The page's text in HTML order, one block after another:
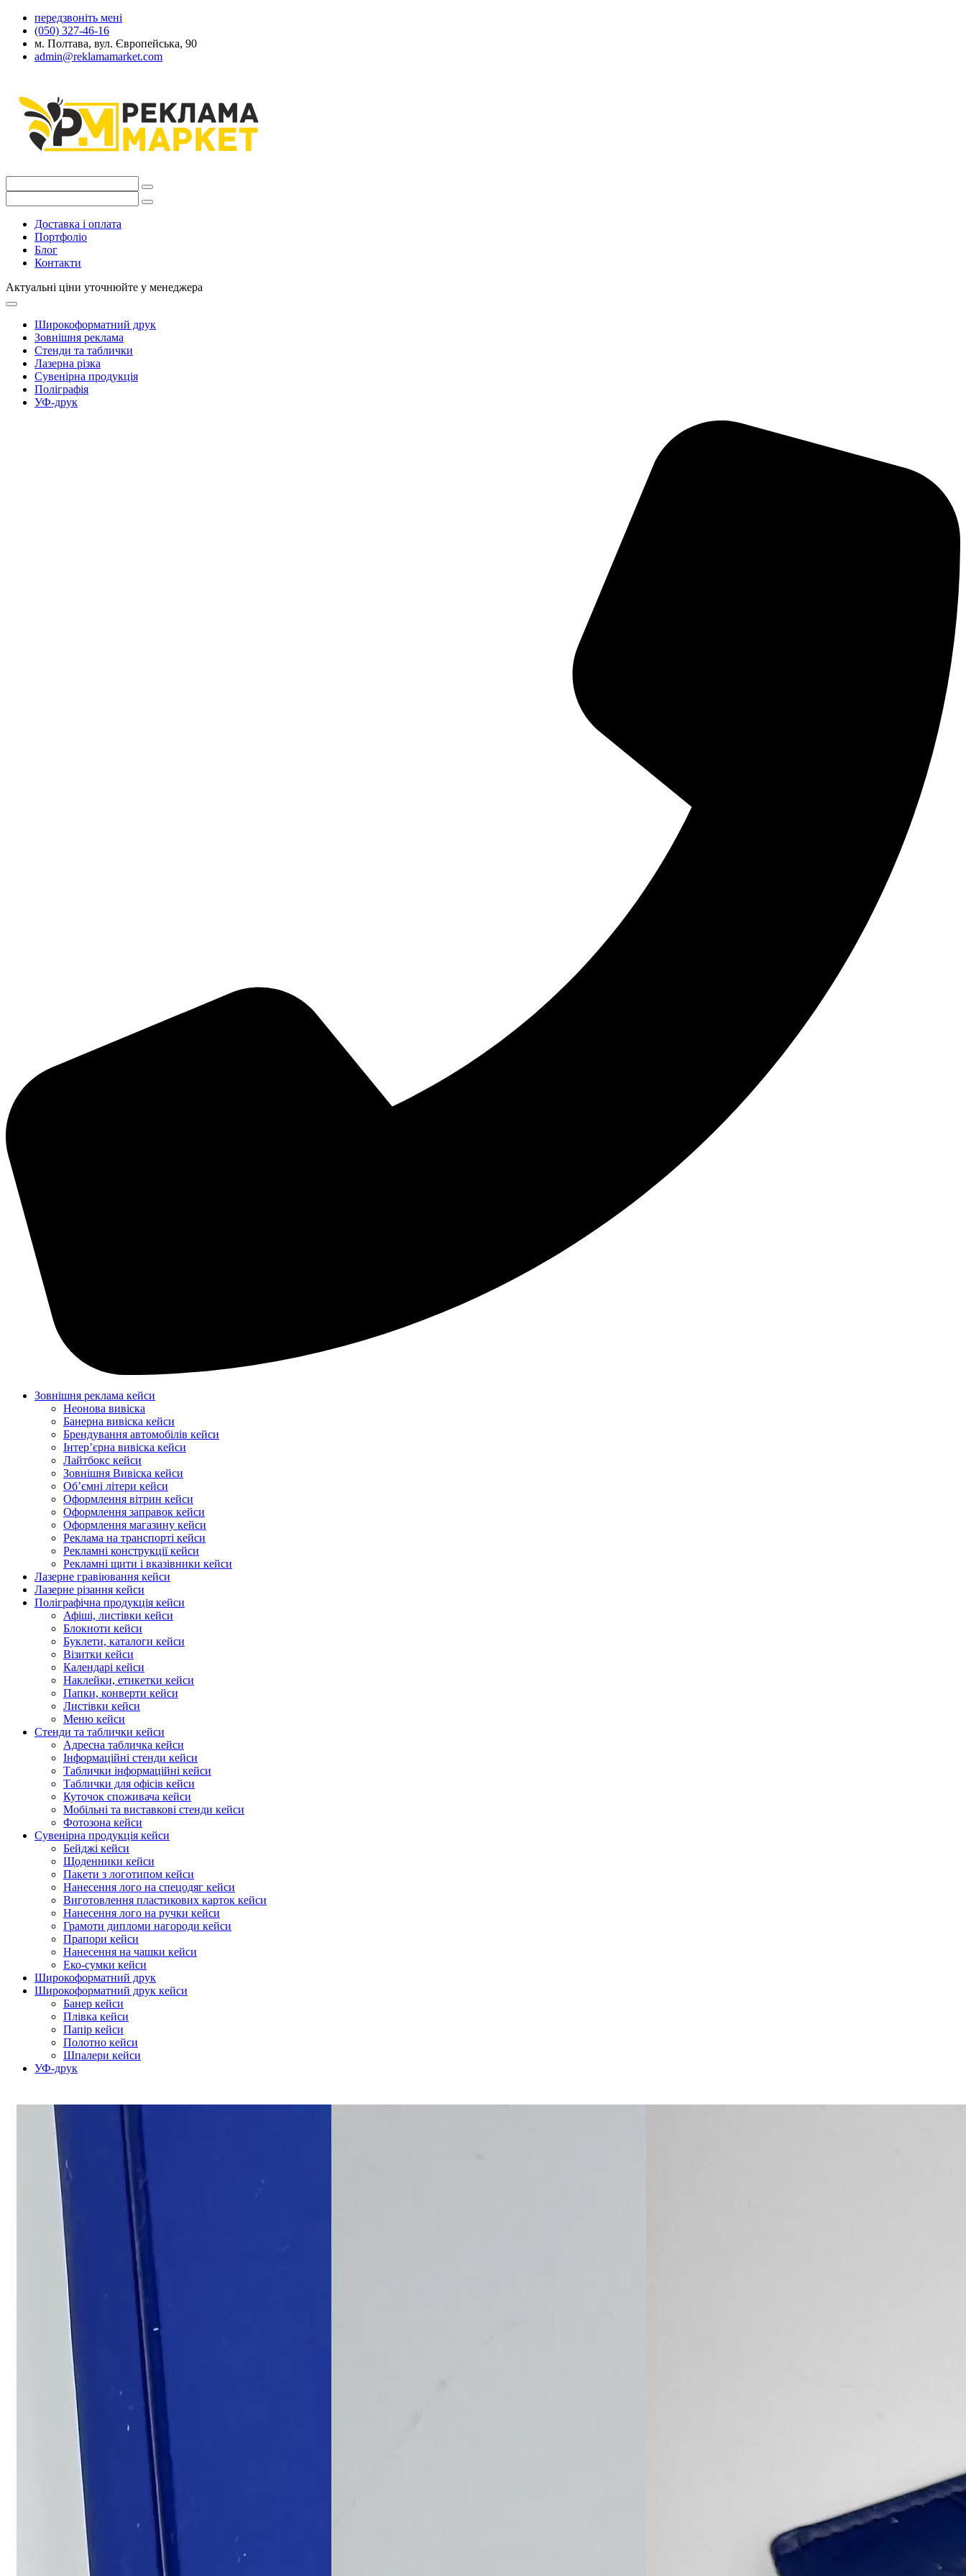
передзвоніть мені
(050) 327-46-16
м. Полтава, вул. Європейська, 90
admin@reklamamarket.com
Доставка і оплата
Портфоліо
Блог
Контакти
Актуальні ціни уточнюйте у менеджера
Широкоформатний друк
Зовнішня реклама
Стенди та таблички
Лазерна різка
Сувенірна продукція
Поліграфія
УФ-друк
Зовнішня реклама кейси
Неонова вивіска
Банерна вивіска кейси
Брендування автомобілів кейси
Інтер’єрна вивіска кейси
Лайтбокс кейси
Зовнішня Вивіска кейси
Об’ємні літери кейси
Оформлення вітрин кейси
Оформлення заправок кейси
Оформлення магазину кейси
Реклама на транспорті кейси
Рекламні конструкції кейси
Рекламні щити і вказівники кейси
Лазерне гравіювання кейси
Лазерне різання кейси
Поліграфічна продукція кейси
Афіші, листівки кейси
Блокноти кейси
Буклети, каталоги кейси
Візитки кейси
Календарі кейси
Наклейки, етикетки кейси
Папки, конверти кейси
Листівки кейси
Меню кейси
Стенди та таблички кейси
Адресна табличка кейси
Інформаційні стенди кейси
Таблички інформаційні кейси
Таблички для офісів кейси
Куточок споживача кейси
Мобільні та виставкові стенди кейси
Фотозона кейси
Сувенірна продукція кейси
Бейджі кейси
Щоденники кейси
Пакети з логотипом кейси
Нанесення лого на спецодяг кейси
Виготовлення пластикових карток кейси
Нанесення лого на ручки кейси
Грамоти дипломи нагороди кейси
Прапори кейси
Нанесення на чашки кейси
Еко-сумки кейси
Широкоформатний друк
Широкоформатний друк кейси
Банер кейси
Плівка кейси
Папір кейси
Полотно кейси
Шпалери кейси
УФ-друк